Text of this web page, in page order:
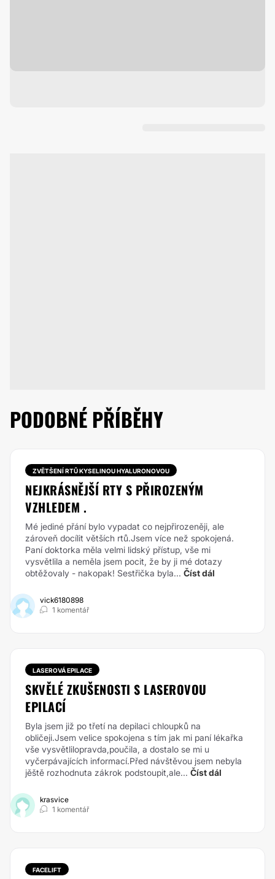
PODOBNÉ PŘÍBĚHY
ZVĚTŠENÍ RTŮ KYSELINOU HYALURONOVOU
NEJKRÁSNĚJŠÍ RTY S PŘIROZENÝM
VZHLEDEM .
Mé jediné přání bylo vypadat co nejpřirozeněji, ale
zároveň docílit větších rtů.Jsem více než spokojená.
Paní doktorka měla velmi lidský přístup, vše mi
vysvětlila a neměla jsem pocit, že by ji mé dotazy
obtěžovaly - nakopak! Sestřička byla... Číst dál
vick6180898
1 komentář
LASEROVÁ EPILACE
SKVĚLÉ ZKUŠENOSTI S LASEROVOU
EPILACÍ
Byla jsem již po třetí na depilaci chloupků na
obličeji.Jsem velice spokojena s tím jak mi paní lékařka
vše vysvětlilopravda,poučila, a dostalo se mi u
vyčerpávajících informací.Před návštěvou jsem nebyla
jěště rozhodnuta zákrok podstoupit,ale... Číst dál
krasvice
1 komentář
FACELIFT